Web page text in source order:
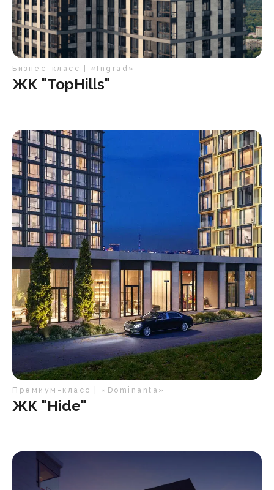
Бизнес-класс | «Ingrad»
ЖК "TopHills"
Премиум-класс | «Dominanta»
ЖК "Hide"